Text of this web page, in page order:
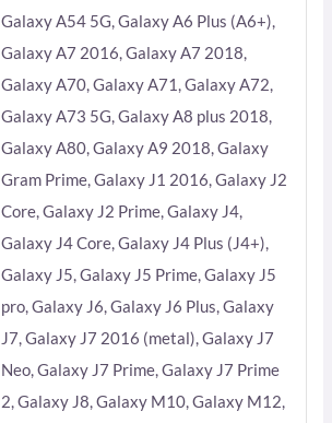
Galaxy A54 5G, Galaxy A6 Plus (A6+),
Galaxy A7 2016, Galaxy A7 2018,
Galaxy A70, Galaxy A71, Galaxy A72,
Galaxy A73 5G, Galaxy A8 plus 2018,
Galaxy A80, Galaxy A9 2018, Galaxy
Gram Prime, Galaxy J1 2016, Galaxy J2
Core, Galaxy J2 Prime, Galaxy J4,
Galaxy J4 Core, Galaxy J4 Plus (J4+),
Galaxy J5, Galaxy J5 Prime, Galaxy J5
pro, Galaxy J6, Galaxy J6 Plus, Galaxy
J7, Galaxy J7 2016 (metal), Galaxy J7
Neo, Galaxy J7 Prime, Galaxy J7 Prime
2, Galaxy J8, Galaxy M10, Galaxy M12,